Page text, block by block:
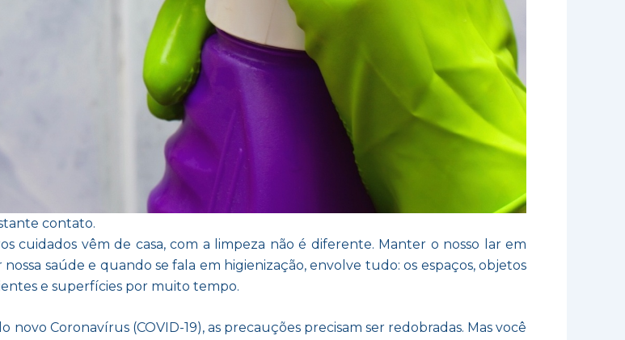
contato.
cuidados vêm de casa, com a limpeza não é diferente. Manter o nosso lar em
saúde e quando se fala em higienização, envolve tudo: os espaços, objetos
e superfícies por muito tempo.
Coronavírus (COVID-19), as precauções precisam ser redobradas. Mas você